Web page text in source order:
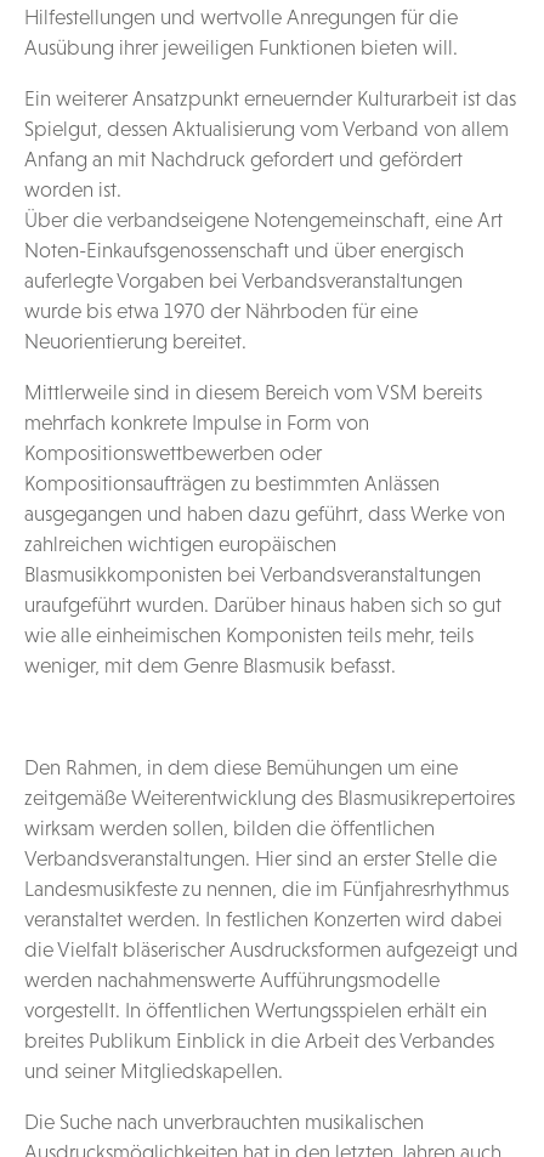
Hilfestellungen und wertvolle Anregungen für die
Ausübung ihrer jeweiligen Funktionen bieten will.
Ein weiterer Ansatzpunkt erneuernder Kulturarbeit ist das
Spielgut, dessen Aktualisierung vom Verband von allem
Anfang an mit Nachdruck gefordert und gefördert
worden ist.
Über die verbandseigene Notengemeinschaft, eine Art
Noten-Einkaufsgenossenschaft und über energisch
auferlegte Vorgaben bei Verbandsveranstaltungen
wurde bis etwa 1970 der Nährboden für eine
Neuorientierung bereitet.
Mittlerweile sind in diesem Bereich vom VSM bereits
mehrfach konkrete Impulse in Form von
Kompositionswettbewerben oder
Kompositionsaufträgen zu bestimmten Anlässen
ausgegangen und haben dazu geführt, dass Werke von
zahlreichen wichtigen europäischen
Blasmusikkomponisten bei Verbandsveranstaltungen
uraufgeführt wurden. Darüber hinaus haben sich so gut
wie alle einheimischen Komponisten teils mehr, teils
weniger, mit dem Genre Blasmusik befasst.
Den Rahmen, in dem diese Bemühungen um eine
zeitgemäße Weiterentwicklung des Blasmusikrepertoires
wirksam werden sollen, bilden die öffentlichen
Verbandsveranstaltungen. Hier sind an erster Stelle die
Landesmusikfeste zu nennen, die im Fünfjahresrhythmus
veranstaltet werden. In festlichen Konzerten wird dabei
die Vielfalt bläserischer Ausdrucksformen aufgezeigt und
werden nachahmenswerte Aufführungsmodelle
vorgestellt. In öffentlichen Wertungsspielen erhält ein
breites Publikum Einblick in die Arbeit des Verbandes
und seiner Mitgliedskapellen.
Die Suche nach unverbrauchten musikalischen
Ausdrucksmöglichkeiten hat in den letzten Jahren auch